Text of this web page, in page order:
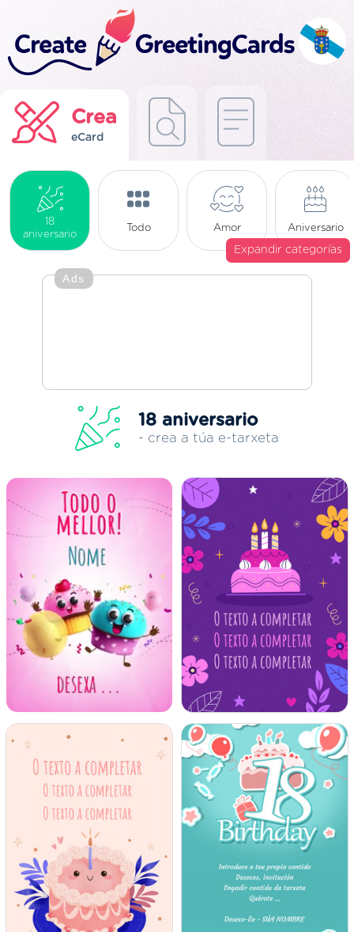
Crea
eCard
18
aniversario
Todo Amor Aniversario
Expandir categorías
Ads
18 aniversario
- crea a túa e-tarxeta